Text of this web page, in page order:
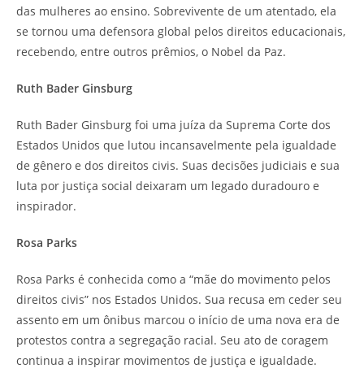
das mulheres ao ensino. Sobrevivente de um atentado, ela
se tornou uma defensora global pelos direitos educacionais,
recebendo, entre outros prêmios, o Nobel da Paz.
Ruth Bader Ginsburg
Ruth Bader Ginsburg foi uma juíza da Suprema Corte dos
Estados Unidos que lutou incansavelmente pela igualdade
de gênero e dos direitos civis. Suas decisões judiciais e sua
luta por justiça social deixaram um legado duradouro e
inspirador.
Rosa Parks
Rosa Parks é conhecida como a “mãe do movimento pelos
direitos civis” nos Estados Unidos. Sua recusa em ceder seu
assento em um ônibus marcou o início de uma nova era de
protestos contra a segregação racial. Seu ato de coragem
continua a inspirar movimentos de justiça e igualdade.